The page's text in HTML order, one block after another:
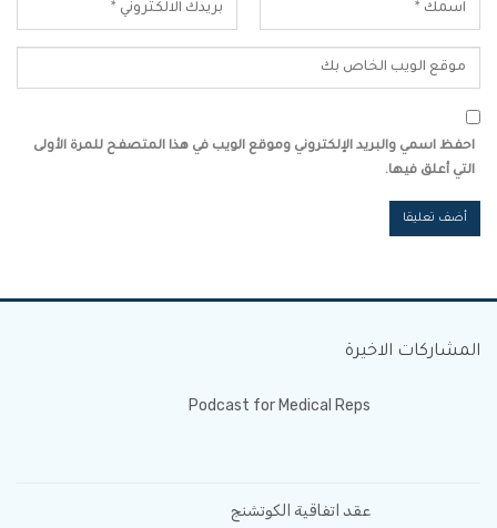
احفظ اسمي والبريد الإلكتروني وموقع الويب في هذا المتصفح للمرة الأولى
التي أعلق فيها.
المشاركات الاخيرة
Podcast for Medical Reps
عقد اتفاقية الكوتشنج